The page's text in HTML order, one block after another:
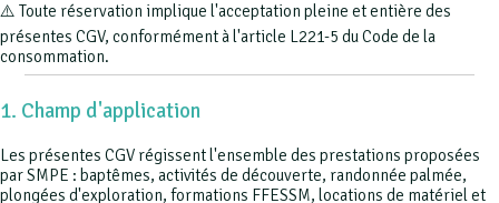
⚠️ Toute réservation implique l'acceptation pleine et entière des
présentes CGV, conformément à l'article L221-5 du Code de la
consommation.
1. Champ d'application
Les présentes CGV régissent l'ensemble des prestations proposées
par SMPE : baptêmes, activités de découverte, randonnée palmée,
plongées d'exploration, formations FFESSM, locations de matériel et